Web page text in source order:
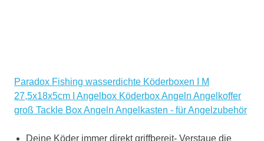
Paradox Fishing wasserdichte Köderboxen I M
27,5x18x5cm I Angelbox Köderbox Angeln Angelkoffer
groß Tackle Box Angeln Angelkasten - für Angelzubehör
Deine Köder immer direkt griffbereit- Verstaue die